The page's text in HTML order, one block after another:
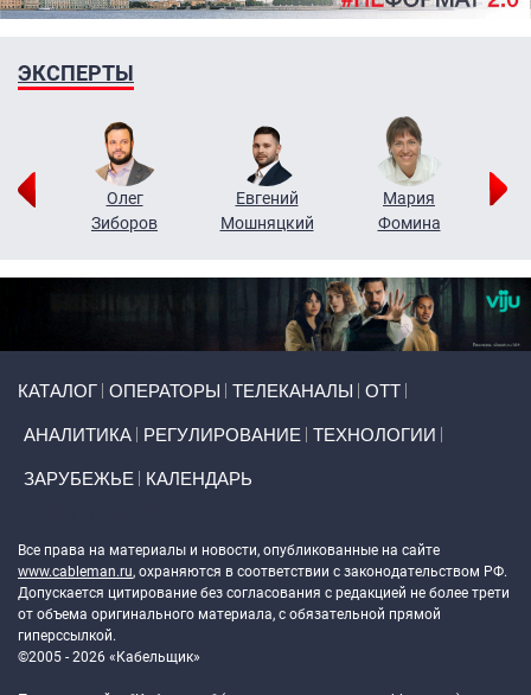
ЭКСПЕРТЫ
Олег
Зиборов
Евгений
Мошняцкий
Мария
Фомина
КАТАЛОГ ОПЕРАТОРЫ ТЕЛЕКАНАЛЫ ОТТ
АНАЛИТИКА РЕГУЛИРОВАНИЕ ТЕХНОЛОГИИ
ЗАРУБЕЖЬЕ КАЛЕНДАРЬ
Все права на материалы и новости, опубликованные на сайте
www.cableman.ru, охраняются в соответствии с законодательством РФ.
Допускается цитирование без согласования с редакцией не более трети
от объема оригинального материала, с обязательной прямой
гиперссылкой.
©2005 - 2026 «Кабельщик»